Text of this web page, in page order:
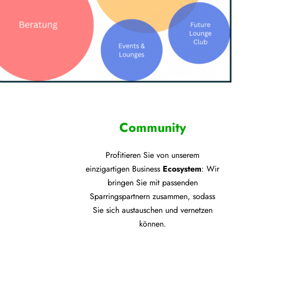
Community
Profitieren Sie von unserem
einzigartigen Business Ecosystem: Wir
bringen Sie mit passenden
Sparringspartnern zusammen, sodass
Sie sich austauschen und vernetzen
können.